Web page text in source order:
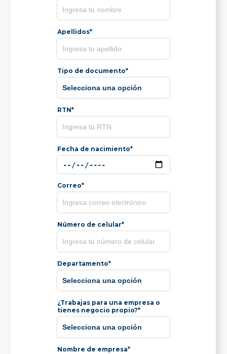
Apellidos*
Tipo de documento*
RTN*
Fecha de nacimiento*
Correo*
Número de celular*
Departamento*
¿Trabajas para una empresa o
tienes negocio propio?*
Nombre de empresa*